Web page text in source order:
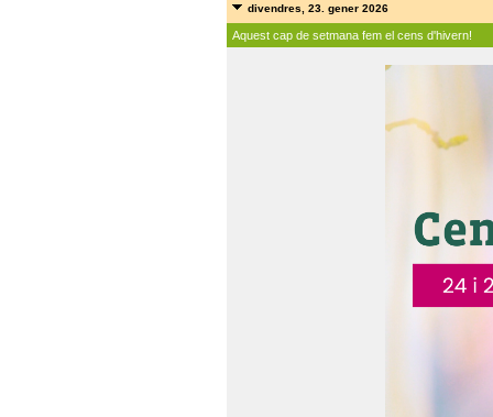
divendres, 23. gener 2026
Aquest cap de setmana fem el cens d'hivern!